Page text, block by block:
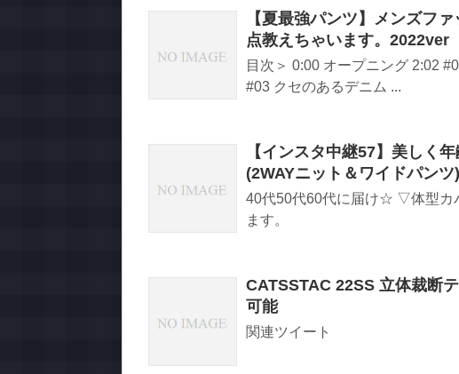
【夏最強パンツ】メンズフ
点教えちゃいます。2022ver
目次＞ 0:00 オープニング 2:02
#03 クセのあるデニム ...
【インスタ中継57】美しく
(2WAYニット＆ワイドパンツ)
40代50代60代に届け☆ ▽体型カ
ます。
CATSSTAC 22SS 立体裁断
可能
関連ツイート